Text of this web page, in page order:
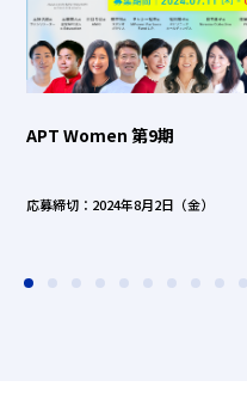
APT Women 第9期
応募締切：2024年8月2日（金）